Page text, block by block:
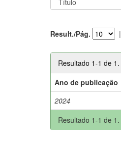
Result./Pág. |
Resultado 1-1 de 1.
Ano de publicação
2024
Resultado 1-1 de 1.